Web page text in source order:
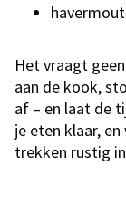
Het vraagt
aan de kook,
af – en laat de
je eten klaar,
trekken rustig